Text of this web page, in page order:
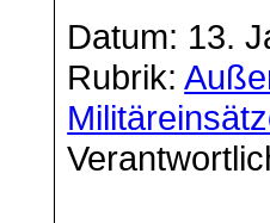
Datum: 13.
Rubrik: